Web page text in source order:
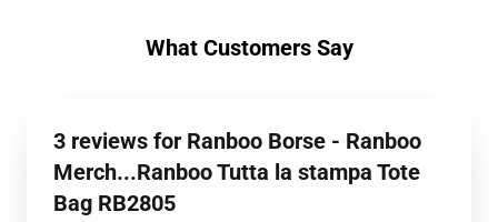
What Customers Say
3 reviews for Ranboo Borse - Ranboo
Merch...Ranboo Tutta la stampa Tote
Bag RB2805